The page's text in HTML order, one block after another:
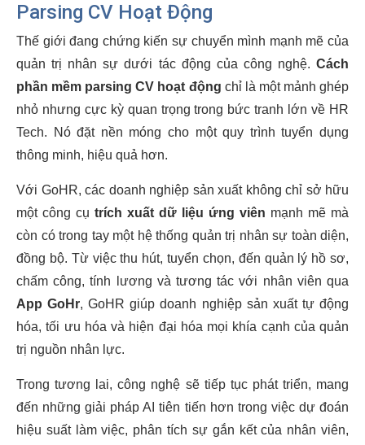
Parsing CV Hoạt Động
Thế giới đang chứng kiến sự chuyển mình mạnh mẽ của
quản trị nhân sự dưới tác động của công nghệ. Cách
phần mềm parsing CV hoạt động chỉ là một mảnh ghép
nhỏ nhưng cực kỳ quan trọng trong bức tranh lớn về HR
Tech. Nó đặt nền móng cho một quy trình tuyển dụng
thông minh, hiệu quả hơn.
Với GoHR, các doanh nghiệp sản xuất không chỉ sở hữu
một công cụ trích xuất dữ liệu ứng viên mạnh mẽ mà
còn có trong tay một hệ thống quản trị nhân sự toàn diện,
đồng bộ. Từ việc thu hút, tuyển chọn, đến quản lý hồ sơ,
chấm công, tính lương và tương tác với nhân viên qua
App GoHr, GoHR giúp doanh nghiệp sản xuất tự động
hóa, tối ưu hóa và hiện đại hóa mọi khía cạnh của quản
trị nguồn nhân lực.
Trong tương lai, công nghệ sẽ tiếp tục phát triển, mang
đến những giải pháp AI tiên tiến hơn trong việc dự đoán
hiệu suất làm việc, phân tích sự gắn kết của nhân viên,